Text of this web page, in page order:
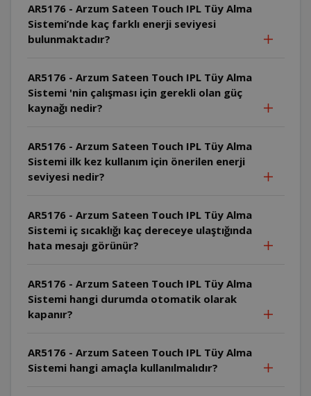
AR5176 - Arzum Sateen Touch IPL Tüy Alma
Sistemi’nde kaç farklı enerji seviyesi
bulunmaktadır?
AR5176 - Arzum Sateen Touch IPL Tüy Alma
Sistemi 'nin çalışması için gerekli olan güç
kaynağı nedir?
AR5176 - Arzum Sateen Touch IPL Tüy Alma
Sistemi ilk kez kullanım için önerilen enerji
seviyesi nedir?
AR5176 - Arzum Sateen Touch IPL Tüy Alma
Sistemi iç sıcaklığı kaç dereceye ulaştığında
hata mesajı görünür?
AR5176 - Arzum Sateen Touch IPL Tüy Alma
Sistemi hangi durumda otomatik olarak
kapanır?
AR5176 - Arzum Sateen Touch IPL Tüy Alma
Sistemi hangi amaçla kullanılmalıdır?